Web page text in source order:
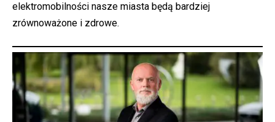
elektromobilności nasze miasta będą bardziej
zrównoważone i zdrowe.